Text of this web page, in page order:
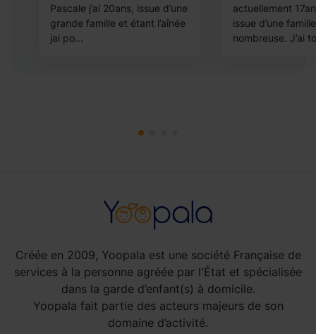
Pascale j’ai 20ans, issue d’une
grande famille et étant l’aînée
jai po...
actuellement
issue d’une famille
nombreuse. J’ai
Créée en 2009, Yoopala est une société Française de
services à la personne agréée par l'État et spécialisée
dans la garde d’enfant(s) à domicile.
Yoopala fait partie des acteurs majeurs de son
domaine d’activité.